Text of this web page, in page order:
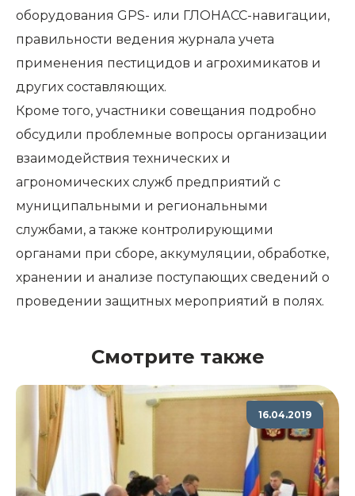
оборудования GPS- или ГЛОНАСС-навигации,
правильности ведения журнала учета
применения пестицидов и агрохимикатов и
других составляющих.
Кроме того, участники совещания подробно
обсудили проблемные вопросы организации
взаимодействия технических и
агрономических служб предприятий с
муниципальными и региональными
службами, а также контролирующими
органами при сборе, аккумуляции, обработке,
хранении и анализе поступающих сведений о
проведении защитных мероприятий в полях.
Смотрите также
16.04.2019